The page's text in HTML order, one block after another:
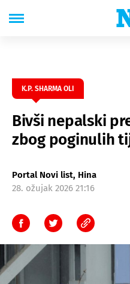
K.P. SHARMA OLI
Bivši nepalski
zbog poginulih
Portal Novi list, Hina
28. ožujak 2026 21:16